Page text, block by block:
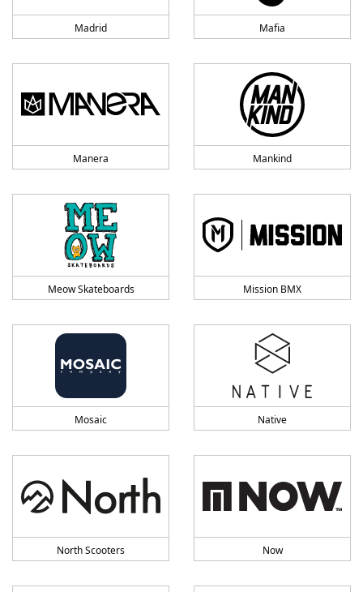
Madrid Mafia
Manera Mankind
Meow Skateboards Mission BMX
Mosaic Native
North Scooters Now